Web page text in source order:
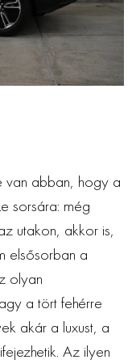
van abban, hogy a
sorsára: még
utakon, akkor is,
elsősorban a
olyan
a tört fehérre
akár a luxust, a
Az ilyen